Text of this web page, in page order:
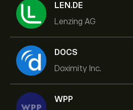
LEN.DE
Lenzing AG
DOCS
Doximity Inc.
WPP